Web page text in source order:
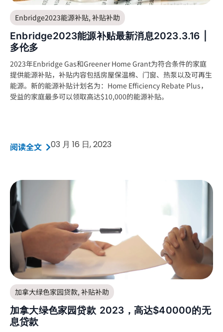
Enbridge2023能源补贴, 补贴补助
Enbridge2023能源补贴最新消息2023.3.16 |
多伦多
2023年Enbridge Gas和Greener Home Grant为符合条件的家庭
提供能源补贴，补贴内容包括房屋保温棉、门窗、热泵以及可再生
能源。新的能源补贴计划名为：Home Efficiency Rebate Plus，
受益的家庭最多可以领取高达$10,000的能源补贴。
阅读全文 03 月 16 日, 2023
加拿大绿色家园贷款, 补贴补助
加拿大绿色家园贷款 2023，高达$40000的无
息贷款